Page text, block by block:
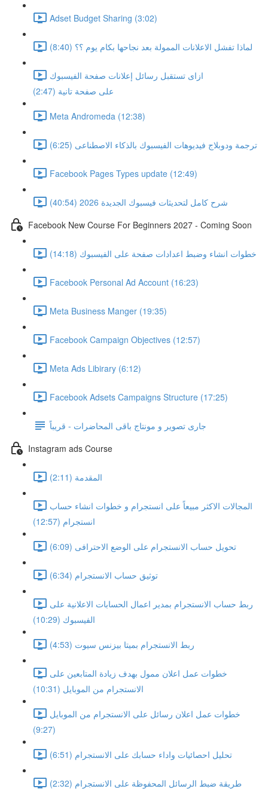
Adset Budget Sharing (3:02)
لماذا تفشل الاعلانات الممولة بعد نجاحها بكام يوم ؟؟ (8:40)
ازاى تستقبل رسائل إعلانات صفحة الفيسبوك
على صفحة تانية (2:47)
Meta Andromeda (12:38)
ترجمة ودوبلاج فيديوهات الفيسبوك بالذكاء الاصطناعى (6:25)
Facebook Pages Types update (12:49)
شرح كامل لتحديثات فيسبوك الجديدة 2026 (40:54)
Facebook New Course For Beginners 2027 - Coming Soon
خطوات انشاء وضبط اعدادات صفحة على الفيسبوك (14:18)
Facebook Personal Ad Account (16:23)
Meta Business Manger (19:35)
Facebook Campaign Objectives (12:57)
Meta Ads Libirary (6:12)
Facebook Adsets Campaigns Structure (17:25)
جارى تصوير و مونتاج باقى المحاضرات - قريباً
Instagram ads Course
المقدمة (2:11)
المجالات الاكثر مبيعاً على انستجرام و خطوات انشاء حساب
انستجرام (12:57)
تحويل حساب الانستجرام على الوضع الاحترافى (6:09)
توثيق حساب الانستجرام (6:34)
ربط حساب الانستجرام بمدير اعمال الحسابات الاعلانية على
الفيسبوك (10:29)
ربط الانستجرام بميتا بيزنس سيوت (4:53)
خطوات عمل اعلان ممول بهدف زيادة المتابعين على
الانستجرام من الموبايل (10:31)
خطوات عمل اعلان رسائل على الانستجرام من الموبايل
(9:27)
تحليل احصائيات واداء حسابك على الانستجرام (6:51)
طريقة ضبط الرسائل المحفوظة على الانستجرام (2:32)